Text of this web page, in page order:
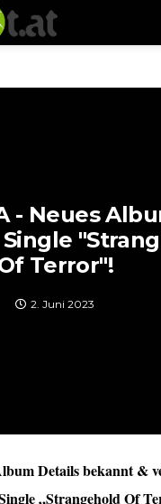
- Neues
Single
Terror"!
2. Juni 2023
Details bekannt &
„Strangehold Of